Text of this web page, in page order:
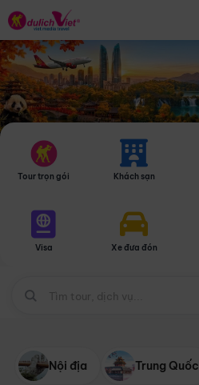
Tour trọn gói Khách sạn
Visa Xe đưa đón
Nội địa Trung Quốc